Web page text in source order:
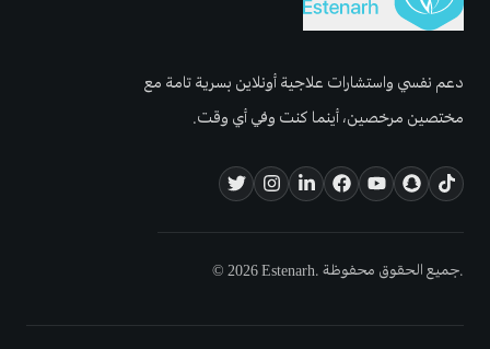
دعم نفسي واستشارات علاجية أونلاين بسرية تامة مع
مختصين مرخصين، أينما كنت وفي أي وقت.
© 2026 Estenarh. جميع الحقوق محفوظة.